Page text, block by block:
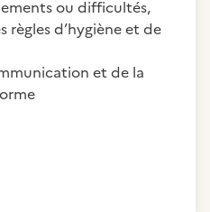
ou difficultés,
règles d’hygiène et de
et de la